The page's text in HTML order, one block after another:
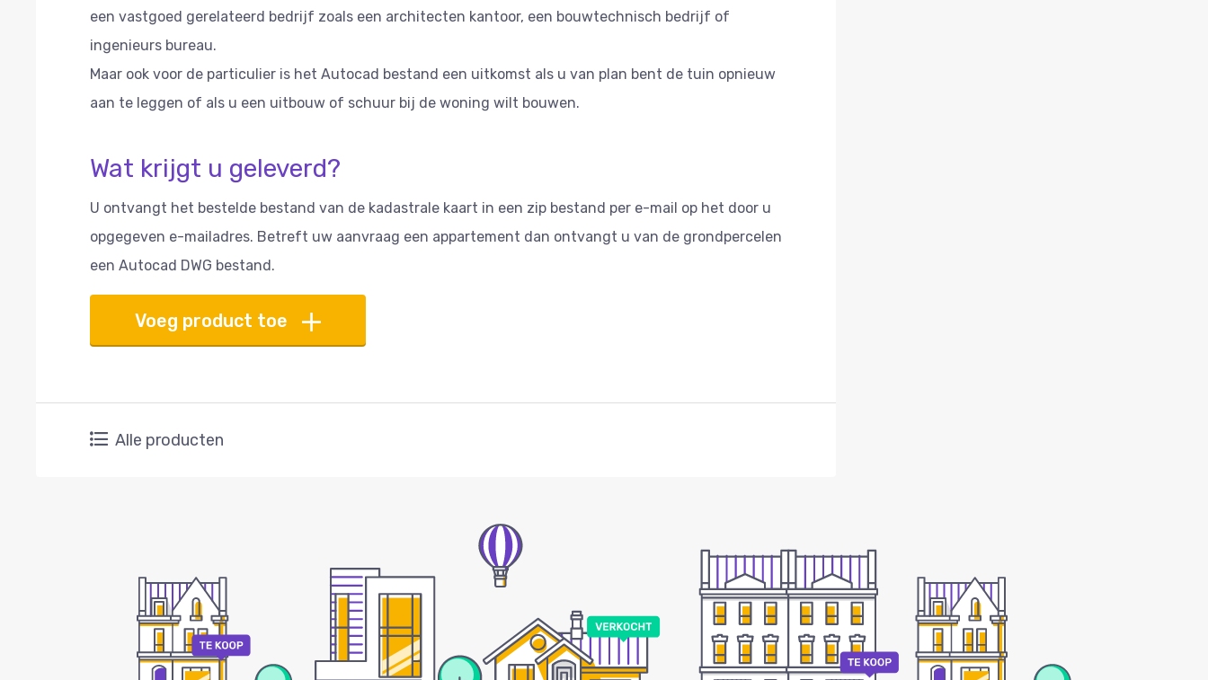
een vastgoed gerelateerd bedrijf zoals een architecten kantoor, een bouwtechnisch bedrijf of
ingenieurs bureau.
Maar ook voor de particulier is het Autocad bestand een uitkomst als u van plan bent de tuin opnieuw
aan te leggen of als u een uitbouw of schuur bij de woning wilt bouwen.
Wat krijgt u geleverd?
U ontvangt het bestelde bestand van de kadastrale kaart in een zip bestand per e-mail op het door u
opgegeven e-mailadres. Betreft uw aanvraag een appartement dan ontvangt u van de grondpercelen
een Autocad DWG bestand.
Voeg product toe
Alle producten